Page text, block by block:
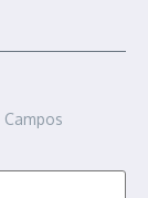
Campos